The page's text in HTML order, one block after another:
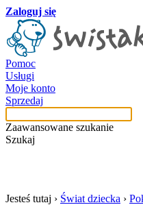
Zaloguj się
Pomoc
Usługi
Moje konto
Sprzedaj
Zaawansowane szukanie
Szukaj
Jesteś tutaj › Świat dziecka ›